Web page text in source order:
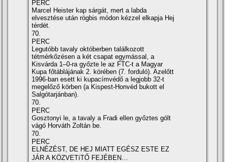
PERC
Marcel Heister kap sárgát, mert a labda
elvesztése után rögbis módon kézzel elkapja Hej
térdét.
70.
PERC
Legutóbb tavaly októberben találkozott
tétmérkőzésen a két csapat egymással, a
Kisvárda 1–0-ra győzte le az FTC-t a Magyar
Kupa főtáblájának 2. körében (7. forduló). Azelőtt
1996-ban esett ki kupací­mvédő a legjobb 32-t
megelőző körben (a Kispest-Honvéd bukott el
Salgótarjánban).
70.
PERC
Gosztonyi le, a tavaly a Fradi ellen győztes gólt
vágó Horváth Zoltán be.
70.
PERC
ELNÉZÉST, DE HEJ MIATT EGÉSZ ESTE EZ
JÁR A KÖZVETíTŐ FEJÉBEN…